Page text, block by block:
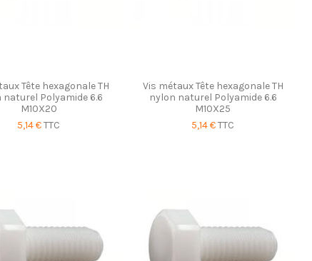
Tête hexagonale TH
naturel Polyamide 6.6
M10X20
5,14 €TTC
Vis métaux Tête hexagonale TH
nylon naturel Polyamide 6.6
M10X25
5,14 €TTC